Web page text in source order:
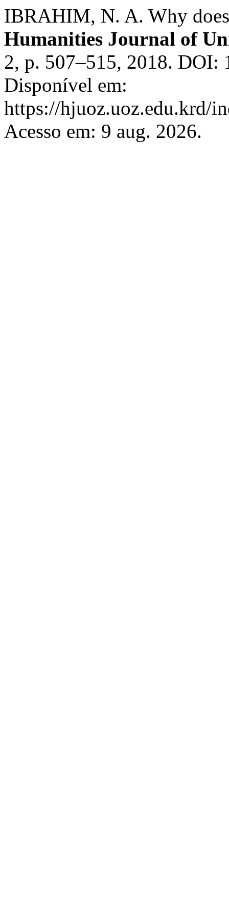
IBRAHIM, N. A. Why
Humanities Journal of
2, p. 507–515, 2018. DOI:
Disponível em:
https://hjuoz.uoz.edu.krd/
Acesso em: 9 aug. 2026.